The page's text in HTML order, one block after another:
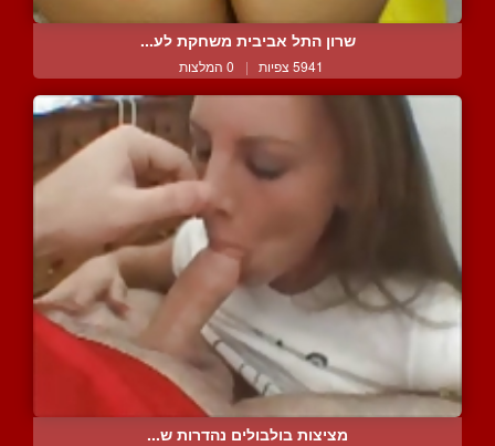
שרון התל אביבית משחקת לע...
5941 צפיות | 0 המלצות
מציצות בולבולים נהדרות ש...